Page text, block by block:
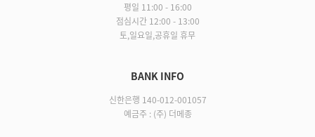
평일 11:00 - 16:00
점심시간 12:00 - 13:00
토,일요일,공휴일 휴무
BANK INFO
신한은행 140-012-001057
예금주 : (주) 더메종